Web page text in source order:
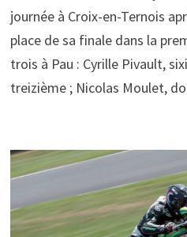
journée à Croix-en-Ternois
place de sa finale dans la
trois à Pau : Cyrille Pivault,
treizième ; Nicolas Moulet,